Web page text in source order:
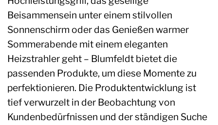
Beisammensein unter einem stilvollen
Sonnenschirm oder das Genießen warmer
Sommerabende mit einem eleganten
Heizstrahler geht – Blumfeldt bietet die
passenden Produkte, um diese Momente zu
perfektionieren. Die Produktentwicklung ist
tief verwurzelt in der Beobachtung von
Kundenbedürfnissen und der ständigen Suche